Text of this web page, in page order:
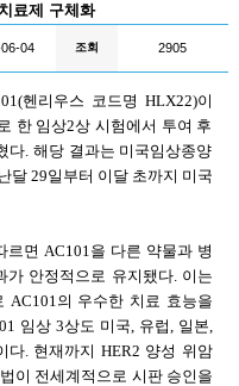
료제 구체화
04 조회 2905
헨리우스 코드명 HLX22)이
한 임상2상 시험에서 투여 후
다. 해당 결과는 미국임상종양
달29일부터 이달 초까지 미국
르면 AC101을 다른 약물과 병
가 안정적으로 유지됐다. 이는
AC101의 우수한 치료 효능을
임상3상도 미국, 유럽, 일본,
다. 현재까지 HER2 양성 위암
이 전세계적으로 시판 승인을